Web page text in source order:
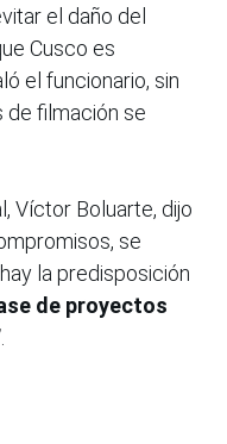
el daño del
Cusco es
el funcionario, sin
de filmación se
Víctor Boluarte, dijo
se
la predisposición
de proyectos